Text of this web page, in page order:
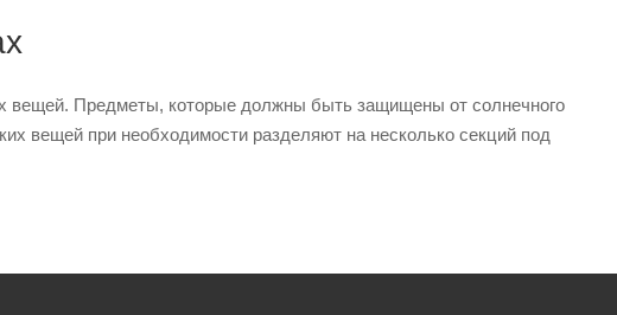
вещей. Предметы, которые должны быть защищены от солнечного
вещей при необходимости разделяют на несколько секций под